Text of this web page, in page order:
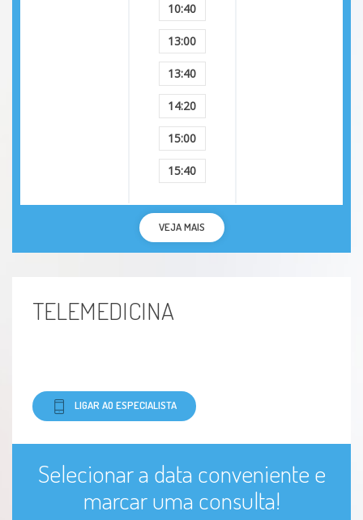
10:40
13:00
13:40
14:20
15:00
15:40
VEJA MAIS
TELEMEDICINA
LIGAR AO ESPECIALISTA
Selecionar a data conveniente e
marcar uma consulta!